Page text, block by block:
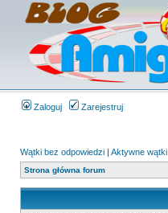
Zaloguj Zarejestruj
Wątki bez odpowiedzi | Aktywne wątki
Strona główna forum